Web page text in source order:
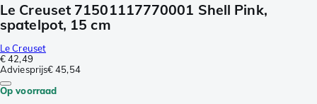
Le Creuset 71501117770001 Shell Pink,
spatelpot, 15 cm
Le Creuset
€ 42,49
Adviesprijs€ 45,54
Op voorraad